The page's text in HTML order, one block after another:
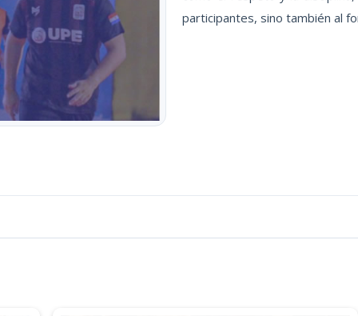
participantes, sino también al